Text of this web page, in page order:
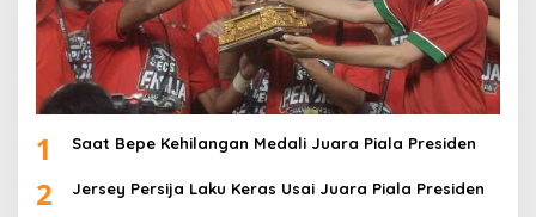
1 Saat Bepe Kehilangan Medali Juara Piala Presiden
2 Jersey Persija Laku Keras Usai Juara Piala Presiden